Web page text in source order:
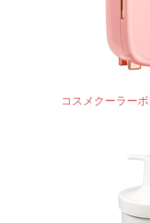
コスメクーラー